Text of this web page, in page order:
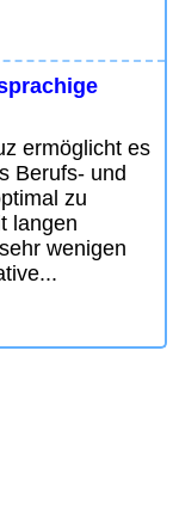
ermöglicht es
Berufs- und
zu
langen
wenigen